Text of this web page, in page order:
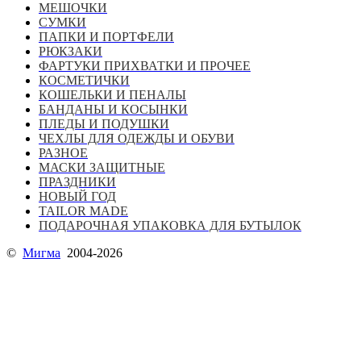
МЕШОЧКИ
СУМКИ
ПАПКИ И ПОРТФЕЛИ
РЮКЗАКИ
ФАРТУКИ ПРИХВАТКИ И ПРОЧЕЕ
КОСМЕТИЧКИ
КОШЕЛЬКИ И ПЕНАЛЫ
БАНДАНЫ И КОСЫНКИ
ПЛЕДЫ И ПОДУШКИ
ЧЕХЛЫ ДЛЯ ОДЕЖДЫ И ОБУВИ
РАЗНОЕ
МАСКИ ЗАЩИТНЫЕ
ПРАЗДНИКИ
НОВЫЙ ГОД
TAILOR MADE
ПОДАРОЧНАЯ УПАКОВКА ДЛЯ БУТЫЛОК
© Мигма 2004-2026